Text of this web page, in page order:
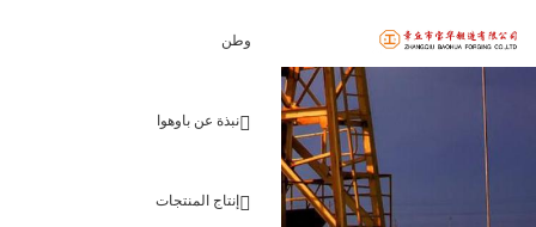
وطن
نبذة عن باوهوا
إنتاج المنتجات